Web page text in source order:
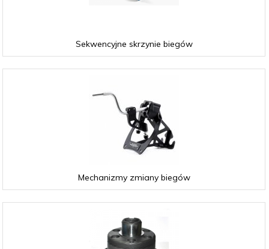
Sekwencyjne skrzynie biegów
Mechanizmy zmiany biegów